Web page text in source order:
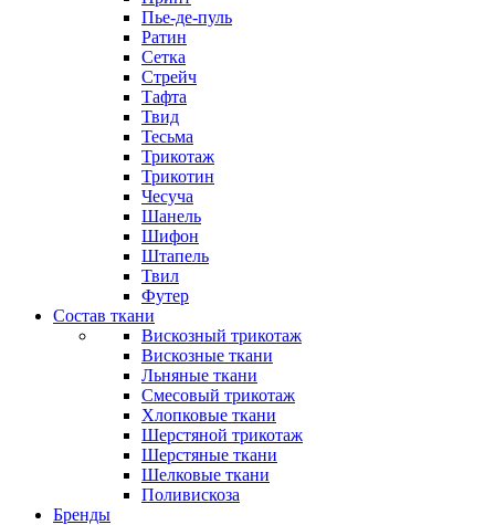
Пье-де-пуль
Ратин
Сетка
Стрейч
Тафта
Твид
Тесьма
Трикотаж
Трикотин
Чесуча
Шанель
Шифон
Штапель
Твил
Футер
Состав ткани
Вискозный трикотаж
Вискозные ткани
Льняные ткани
Смесовый трикотаж
Хлопковые ткани
Шерстяной трикотаж
Шерстяные ткани
Шелковые ткани
Поливискоза
Бренды